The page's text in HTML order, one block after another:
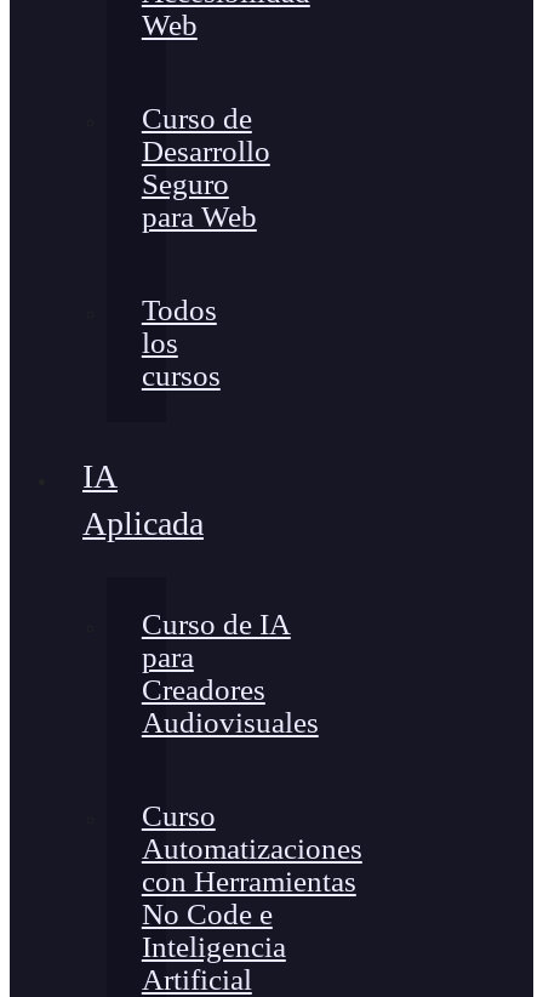
Web
Curso de
Desarrollo
Seguro
para Web
Todos
los
cursos
IA
Aplicada
Curso de IA
para
Creadores
Audiovisuales
Curso
Automatizaciones
con Herramientas
No Code e
Inteligencia
Artificial